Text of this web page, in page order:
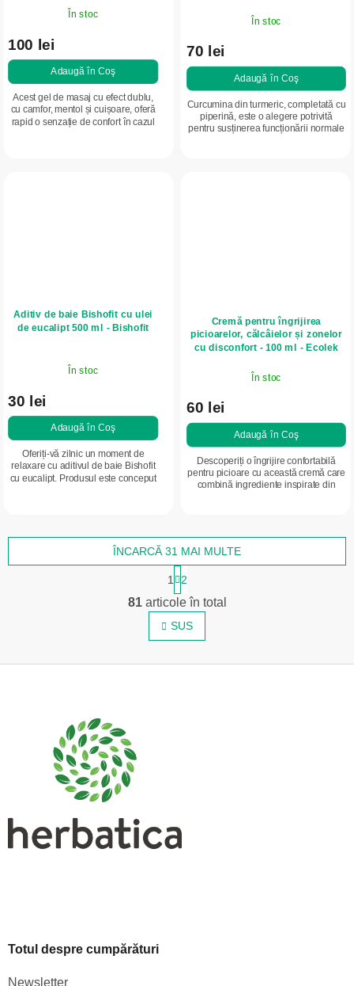
În stoc
100 lei
Adaugă în Coş
Acest gel de masaj cu efect dublu,
cu camfor, mentol și cuișoare, oferă
rapid o senzație de confort în cazul
În stoc
70 lei
Adaugă în Coş
Curcumina din turmeric, completată cu
piperină, este o alegere potrivită
pentru susținerea funcționării normale
Aditiv de baie Bishofit cu ulei
de eucalipt 500 ml - Bishofit
În stoc
30 lei
Adaugă în Coş
Oferiți-vă zilnic un moment de
relaxare cu aditivul de baie Bishofit
cu eucalipt. Produsul este conceput
Cremă pentru îngrijirea
picioarelor, călcâielor și zonelor
cu disconfort - 100 ml - Ecolek
În stoc
60 lei
Adaugă în Coş
Descoperiți o îngrijire confortabilă
pentru picioare cu această cremă care
combină ingrediente inspirate din
C
o
n
r
ă
r
ÎNCARCĂ 31 MAI MULTE
a
g
i
n
a
e
1 2
81articole în total
SUS
Totul despre cumpărături
Newsletter